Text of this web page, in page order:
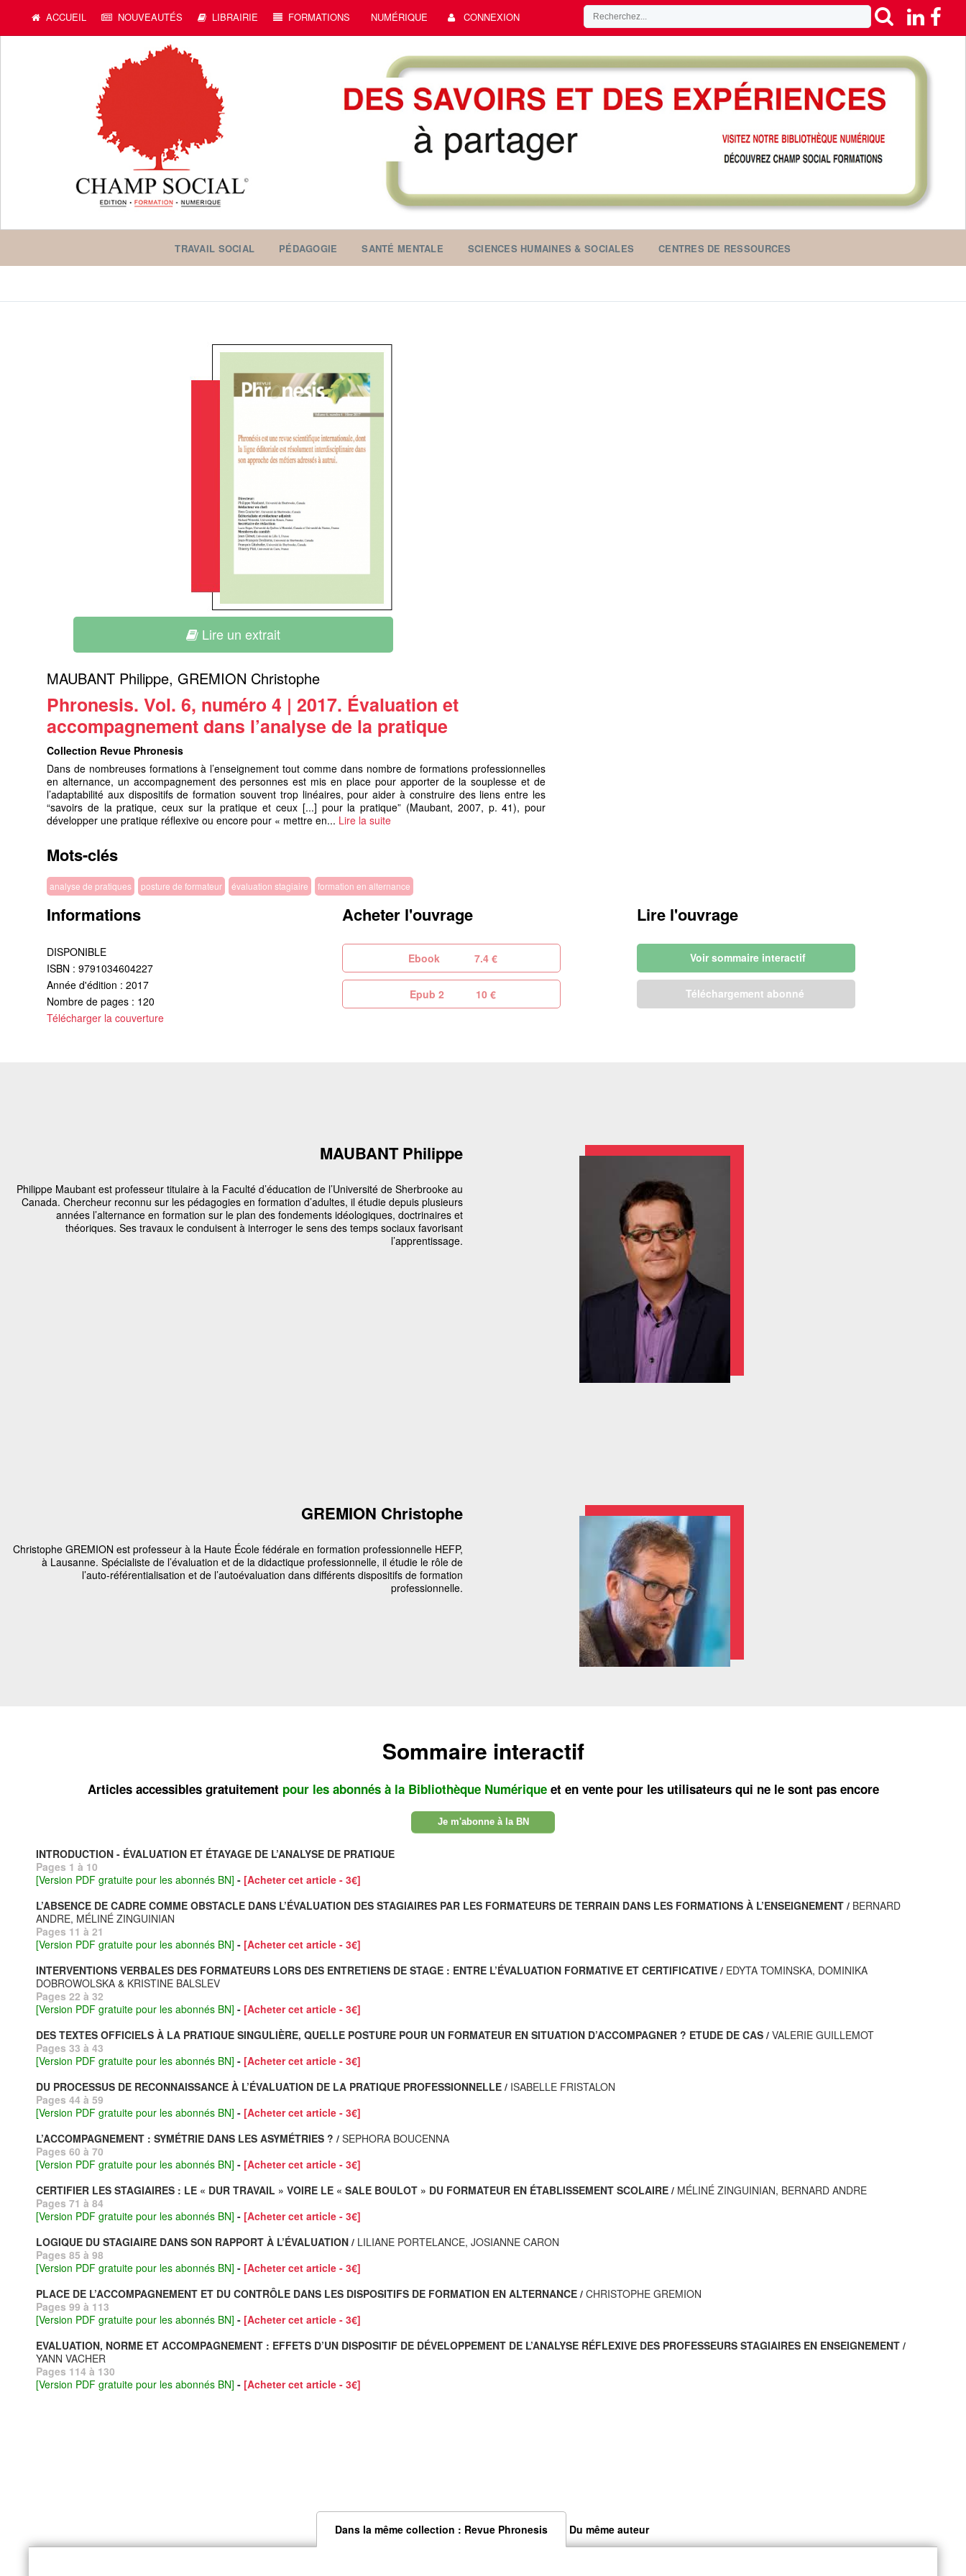
ACCUEIL NOUVEAUTÉS LIBRAIRIE FORMATIONS NUMÉRIQUE CONNEXION
TRAVAIL SOCIAL PÉDAGOGIE SANTÉ MENTALE SCIENCES HUMAINES & SOCIALES CENTRES DE RESSOURCES
Lire un extrait
MAUBANT Philippe, GREMION Christophe
Phronesis. Vol. 6, numéro 4 | 2017. Évaluation et
accompagnement dans l’analyse de la pratique
Collection Revue Phronesis
Dans de nombreuses formations à l’enseignement tout comme dans nombre de formations professionnelles
en alternance, un accompagnement des personnes est mis en place pour apporter de la souplesse et de
l’adaptabilité aux dispositifs de formation souvent trop linéaires, pour aider à construire des liens entre les
“savoirs de la pratique, ceux sur la pratique et ceux [...] pour la pratique” (Maubant, 2007, p. 41), pour
développer une pratique réflexive ou encore pour « mettre en... Lire la suite
Mots-clés
analyse de pratiques posture de formateur évaluation stagiaire formation en alternance
Informations
DISPONIBLE
ISBN : 9791034604227
Année d'édition : 2017
Nombre de pages : 120
Télécharger la couverture
Acheter l'ouvrage
Ebook 7.4 €
Epub 2 10 €
Lire l'ouvrage
Voir sommaire interactif
Téléchargement abonné
MAUBANT Philippe
Philippe Maubant est professeur titulaire à la Faculté d’éducation de l’Université de Sherbrooke au
Canada. Chercheur reconnu sur les pédagogies en formation d’adultes, il étudie depuis plusieurs
années l’alternance en formation sur le plan des fondements idéologiques, doctrinaires et
théoriques. Ses travaux le conduisent à interroger le sens des temps sociaux favorisant
l’apprentissage.
GREMION Christophe
Christophe GREMION est professeur à la Haute École fédérale en formation professionnelle HEFP,
à Lausanne. Spécialiste de l’évaluation et de la didactique professionnelle, il étudie le rôle de
l’auto-référentialisation et de l’autoévaluation dans différents dispositifs de formation
professionnelle.
Sommaire interactif
Articles accessibles gratuitement pour les abonnés à la Bibliothèque Numérique et en vente pour les utilisateurs qui ne le sont pas encore
Je m'abonne à la BN
INTRODUCTION - ÉVALUATION ET ÉTAYAGE DE L’ANALYSE DE PRATIQUE
Pages 1 à 10
[Version PDF gratuite pour les abonnés BN] - [Acheter cet article - 3€]
L’ABSENCE DE CADRE COMME OBSTACLE DANS L’ÉVALUATION DES STAGIAIRES PAR LES FORMATEURS DE TERRAIN DANS LES FORMATIONS À L’ENSEIGNEMENT / BERNARD
ANDRE, MÉLINÉ ZINGUINIAN
Pages 11 à 21
[Version PDF gratuite pour les abonnés BN] - [Acheter cet article - 3€]
INTERVENTIONS VERBALES DES FORMATEURS LORS DES ENTRETIENS DE STAGE : ENTRE L’ÉVALUATION FORMATIVE ET CERTIFICATIVE / EDYTA TOMINSKA, DOMINIKA
DOBROWOLSKA & KRISTINE BALSLEV
Pages 22 à 32
[Version PDF gratuite pour les abonnés BN] - [Acheter cet article - 3€]
DES TEXTES OFFICIELS À LA PRATIQUE SINGULIÈRE, QUELLE POSTURE POUR UN FORMATEUR EN SITUATION D’ACCOMPAGNER ? ETUDE DE CAS / VALERIE GUILLEMOT
Pages 33 à 43
[Version PDF gratuite pour les abonnés BN] - [Acheter cet article - 3€]
DU PROCESSUS DE RECONNAISSANCE À L’ÉVALUATION DE LA PRATIQUE PROFESSIONNELLE / ISABELLE FRISTALON
Pages 44 à 59
[Version PDF gratuite pour les abonnés BN] - [Acheter cet article - 3€]
L’ACCOMPAGNEMENT : SYMÉTRIE DANS LES ASYMÉTRIES ? / SEPHORA BOUCENNA
Pages 60 à 70
[Version PDF gratuite pour les abonnés BN] - [Acheter cet article - 3€]
CERTIFIER LES STAGIAIRES : LE « DUR TRAVAIL » VOIRE LE « SALE BOULOT » DU FORMATEUR EN ÉTABLISSEMENT SCOLAIRE / MÉLINÉ ZINGUINIAN, BERNARD ANDRE
Pages 71 à 84
[Version PDF gratuite pour les abonnés BN] - [Acheter cet article - 3€]
LOGIQUE DU STAGIAIRE DANS SON RAPPORT À L’ÉVALUATION / LILIANE PORTELANCE, JOSIANNE CARON
Pages 85 à 98
[Version PDF gratuite pour les abonnés BN] - [Acheter cet article - 3€]
PLACE DE L’ACCOMPAGNEMENT ET DU CONTRÔLE DANS LES DISPOSITIFS DE FORMATION EN ALTERNANCE / CHRISTOPHE GREMION
Pages 99 à 113
[Version PDF gratuite pour les abonnés BN] - [Acheter cet article - 3€]
EVALUATION, NORME ET ACCOMPAGNEMENT : EFFETS D’UN DISPOSITIF DE DÉVELOPPEMENT DE L’ANALYSE RÉFLEXIVE DES PROFESSEURS STAGIAIRES EN ENSEIGNEMENT /
YANN VACHER
Pages 114 à 130
[Version PDF gratuite pour les abonnés BN] - [Acheter cet article - 3€]
Dans la même collection : Revue Phronesis Du même auteur